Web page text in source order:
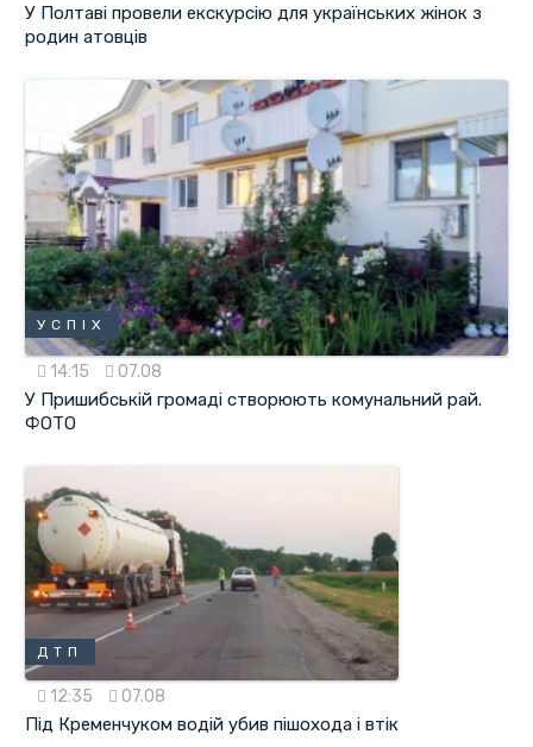
У Полтаві провели екскурсію для українських жінок з
родин атовців
УСПІХ
14:15 07.08
У Пришибській громаді створюють комунальний рай.
ФОТО
ДТП
12:35 07.08
Під Кременчуком водій убив пішохода і втік